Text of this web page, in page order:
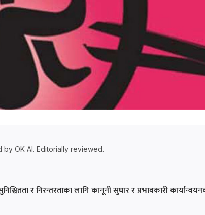
by OK AI. Editorially reviewed.
र निरन्तरताका लागि कानूनी सुधार र प्रभावकारी